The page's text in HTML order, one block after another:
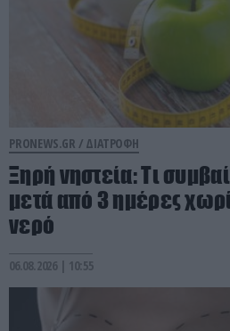
PRONEWS.GR / ΔΙΑΤΡΟΦΗ
Ξηρή νηστεία: Τι
μετά από 3 ημέρες
νερό
06.08.2026 | 10:55